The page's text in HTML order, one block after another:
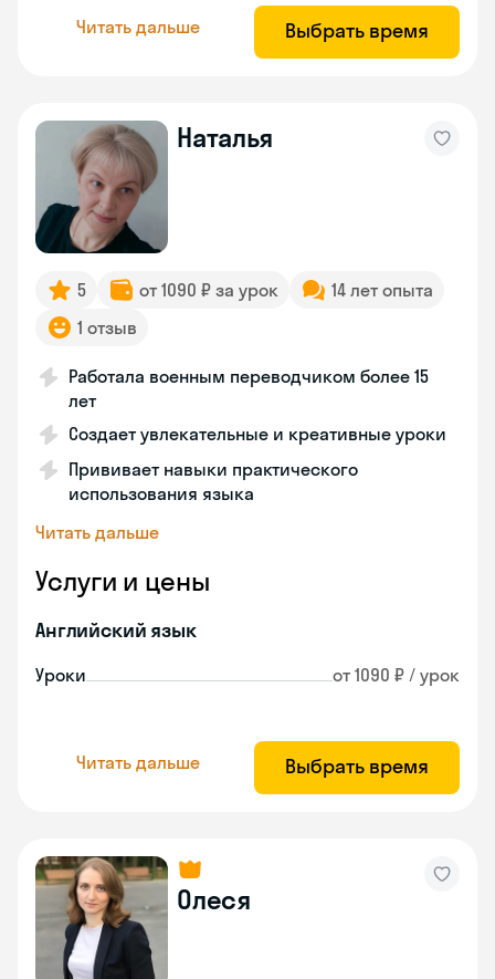
Читать дальше Выбрать время
Наталья
5 от 1090 ₽ за урок
14 лет опыта
1 отзыв
Работала военным переводчиком более 15
лет
Создает увлекательные и креативные уроки
Прививает навыки практического
использования языка
Читать дальше
Услуги и цены
Английский язык
Уроки от 1090 ₽ / урок
Читать дальше Выбрать время
Олеся